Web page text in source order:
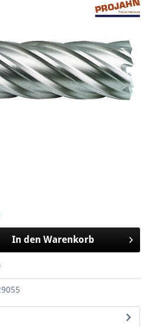
In den Warenkorb